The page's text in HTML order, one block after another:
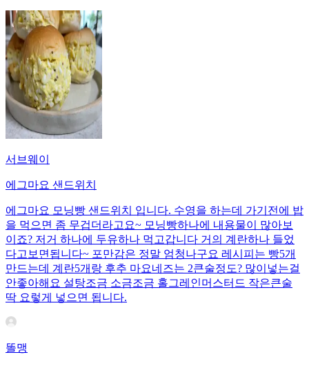
서브웨이
에그마요 샌드위치
에그마요 모닝빵 샌드위치 입니다. 수영을 하는데 가기전에 밥
을 먹으면 좀 무겁더라고요~ 모닝빵하나에 내용물이 많아보
이죠? 저거 하나에 두유하나 먹고갑니다 거의 계란하나 들었
다고보면됩니다~ 포만감은 정말 엄청나구요 레시피는 빵5개
만드는데 계란5개랑 후추 마요네즈는 2큰술정도? 많이넣는걸
안좋아해요 설탕조금 소금조금 홀그레인머스터드 작은큰술
딱 요렇게 넣으면 됩니다.
똘맹